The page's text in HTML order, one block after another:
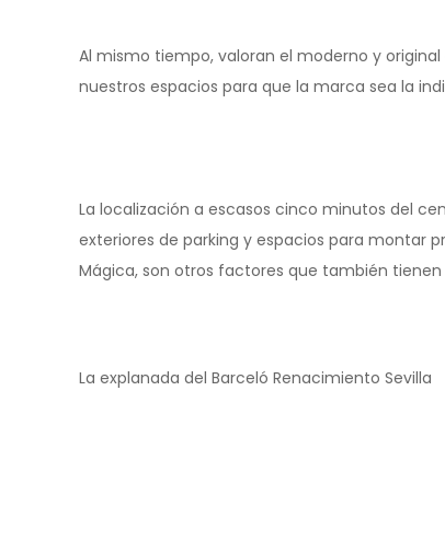
Al mismo tiempo, valoran el moderno y
nuestros espacios para que la marca sea la
La localización a escasos cinco minutos del
exteriores de parking y espacios para montar
Mágica, son otros factores que también
La explanada del Barceló Renacimiento Sevilla